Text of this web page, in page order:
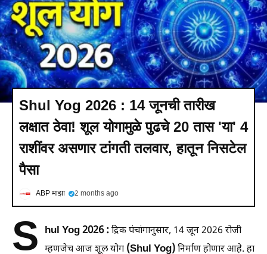
Shul Yog 2026 : 14 जूनची तारीख
लक्षात ठेवा! शूल योगामुळे पुढचे 20 तास 'या' 4
राशींवर असणार टांगती तलवार, हातून निसटेल
पैसा
ABP माझा 2 months ago
S hul Yog 2026 :द्रिक पंचांगानुसार, 14 जून 2026 रोजी
म्हणजेच आज शूल योग (Shul Yog)निर्माण होणार आहे. हा